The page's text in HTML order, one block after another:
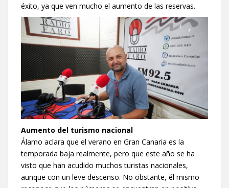
éxito, ya que ven mucho el aumento de las reservas.
Aumento del turismo nacional
Álamo aclara que el verano en Gran Canaria es la
temporada baja realmente, pero que este año se ha
visto que han acudido muchos turistas nacionales,
aunque con un leve descenso. No obstante, él mismo